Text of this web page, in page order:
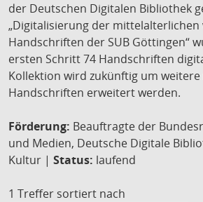
der Deutschen Digitalen Bibliothek
„Digitalisierung der mittelalterlichen
Handschriften der SUB Göttingen“
ersten Schritt 74 Handschriften
Kollektion wird zukünftig um
Handschriften erweitert werden.
Förderung: Beauftragte der
und Medien, Deutsche Digitale
Kultur | Status: laufend
1 Treffer sortiert nach